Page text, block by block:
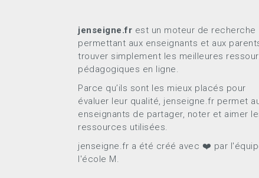
jenseigne.fr est un moteur de recherche
permettant aux enseignants et aux
trouver simplement les meilleures
pédagogiques en ligne.
Parce qu’ils sont les mieux placés pour
évaluer leur qualité, jenseigne.fr permet
enseignants de partager, noter et aimer
ressources utilisées.
jenseigne.fr a été créé avec ❤️ par
l'école M.